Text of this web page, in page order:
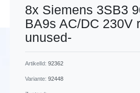
8x Siemens 3SB3
BA9s AC/DC 230V
unused-
ArtikelId: 92362
Variante: 92448